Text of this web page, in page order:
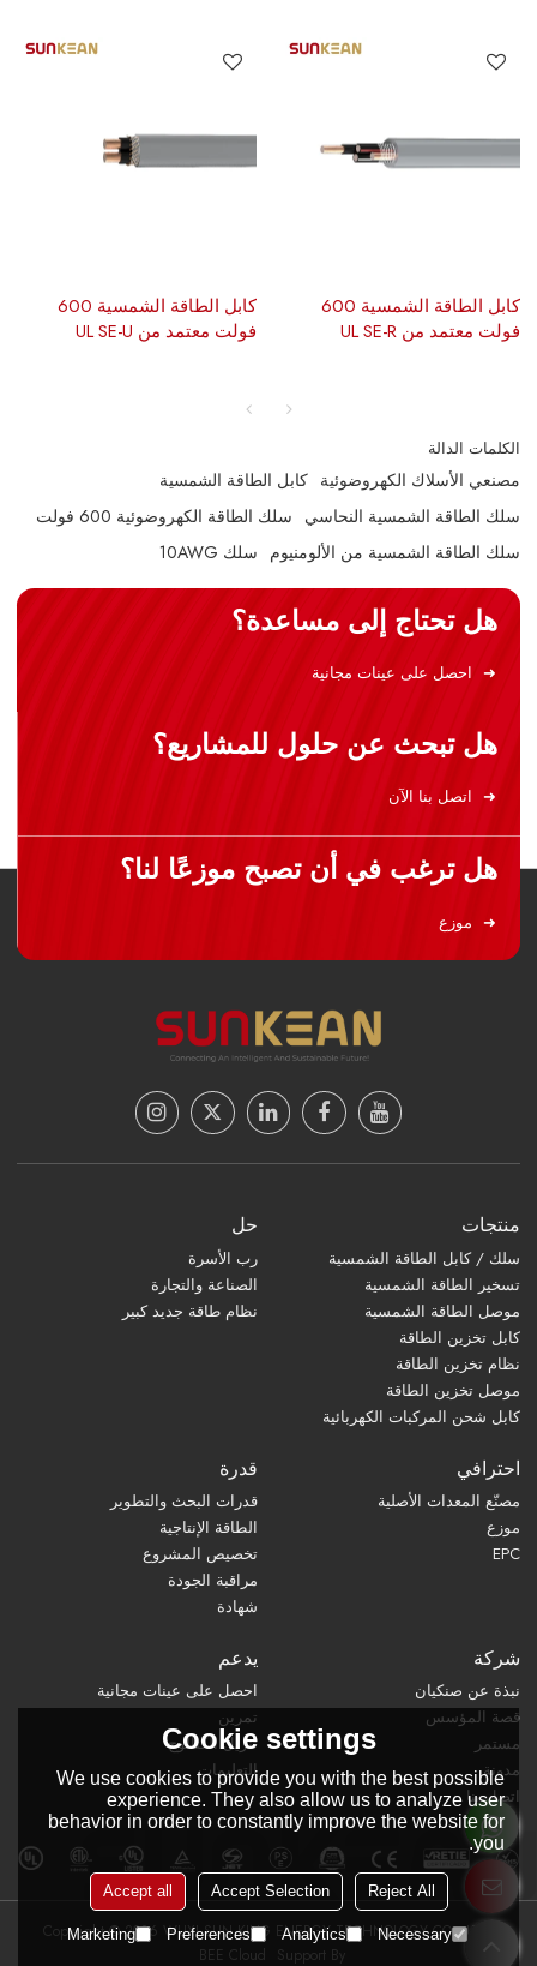
كابل الطاقة الشمسية 600
فولت معتمد من UL SE-R
كابل الطاقة الشمسية 600
فولت معتمد من UL SE-U
الكلمات الدالة
مصنعي الأسلاك الكهروضوئية كابل الطاقة الشمسية
سلك الطاقة الشمسية النحاسي سلك الطاقة الكهروضوئية 600 فولت
سلك الطاقة الشمسية من الألومنيوم سلك 10AWG
هل تحتاج إلى مساعدة؟
احصل على عينات مجانية
هل تبحث عن حلول للمشاريع؟
اتصل بنا الآن
هل ترغب في أن تصبح موزعًا لنا؟
موزع
منتجات
سلك / كابل الطاقة الشمسية
تسخير الطاقة الشمسية
موصل الطاقة الشمسية
كابل تخزين الطاقة
نظام تخزين الطاقة
موصل تخزين الطاقة
كابل شحن المركبات الكهربائية
حل
رب الأسرة
الصناعة والتجارة
نظام طاقة جديد كبير
احترافي
مصنّع المعدات الأصلية
موزع
EPC
قدرة
قدرات البحث والتطوير
الطاقة الإنتاجية
تخصيص المشروع
مراقبة الجودة
شهادة
شركة
نبذة عن صنكيان
قصة المؤسس
مستمر
مدونة
اتصل بنا
يدعم
احصل على عينات مجانية
تمرين
تنزيل الكتالوج
التعليمات
Copyright © 2026 WUXI SUN KING ENERGY TECHNOLOGY CO., LTD.
Support By
BEE Cloud
Cookie settings
We use cookies to provide you with the best possible
experience. They also allow us to analyze user
behavior in order to constantly improve the website for
you.
Reject All
Accept Selection
Accept all
Necessary
Analytics
Preferences
Marketing